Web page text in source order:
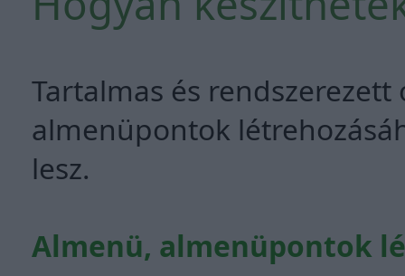
Tartalmas és
almenüpontok
lesz.
Almenü, almenüpontok